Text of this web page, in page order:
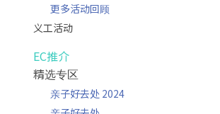
更多活动回顾
义工活动
EC推介
精选专区
亲子好去处 2024